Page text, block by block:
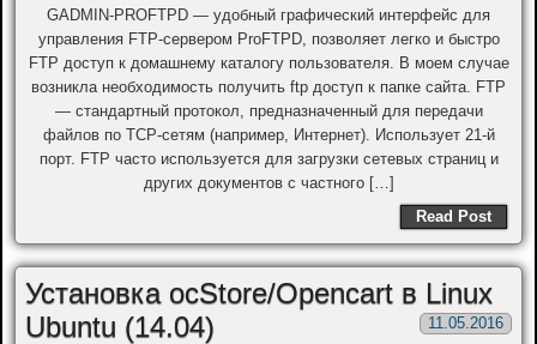
GADMIN-PROFTPD — удобный графический интерфейс для
управления FTP-сервером ProFTPD, позволяет легко и быстро
FTP доступ к домашнему каталогу пользователя. В моем случае
возникла необходимость получить ftp доступ к папке сайта. FTP
— стандартный протокол, предназначенный для передачи
файлов по TCP-сетям (например, Интернет). Использует 21-й
порт. FTP часто используется для загрузки сетевых страниц и
других документов с частного […]
Read Post
Установка ocStore/Opencart в Linux
Ubuntu (14.04)
11.05.2016